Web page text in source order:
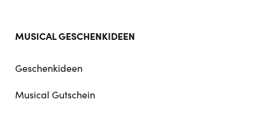
MUSICAL GESCHENKIDEEN
Geschenkideen
Musical Gutschein